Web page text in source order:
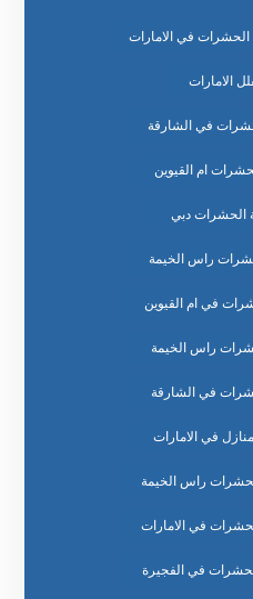
في الامارات
الامارات
في الشارقة
ام القيوين
الحشرات دبي
راس الخيمة
في ام القيوين
راس الخيمة
في الشارقة
في الامارات
راس الخيمة
في الامارات
في الفجيرة